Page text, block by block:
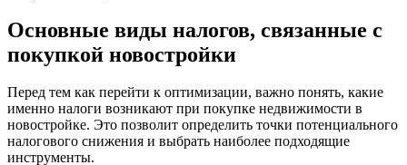
Основные виды налогов, связанные с
покупкой новостройки
Перед тем как перейти к оптимизации, важно понять, какие
именно налоги возникают при покупке недвижимости в
новостройке. Это позволит определить точки потенциального
налогового снижения и выбрать наиболее подходящие
инструменты.